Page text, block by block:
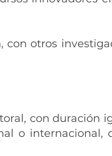
con otros
con duración
o internacional,